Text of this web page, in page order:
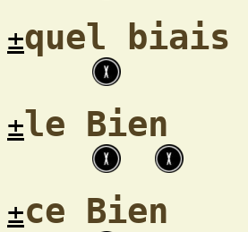
±quel biais
±le Bien
±ce Bien